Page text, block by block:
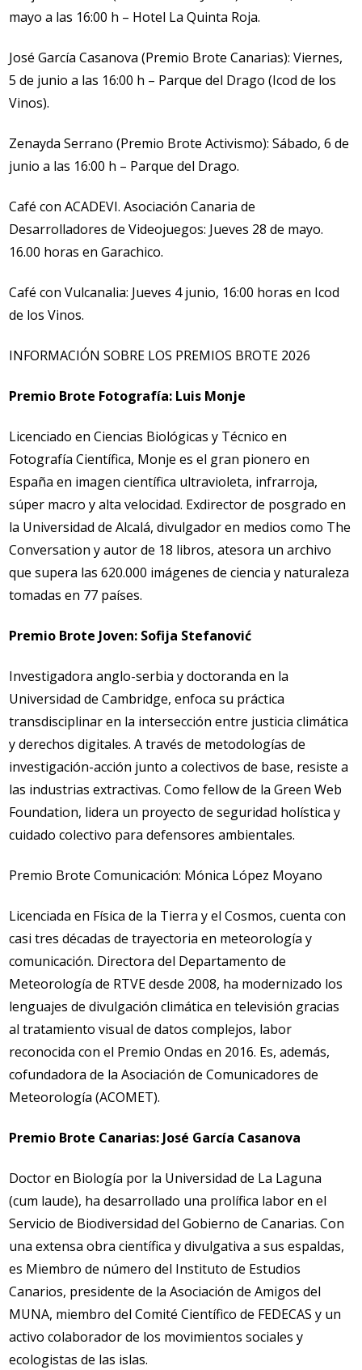
mayo a las 16:00 h – Hotel La Quinta Roja.
José García Casanova (Premio Brote Canarias): Viernes,
5 de junio a las 16:00 h – Parque del Drago (Icod de los
Vinos).
Zenayda Serrano (Premio Brote Activismo): Sábado, 6 de
junio a las 16:00 h – Parque del Drago.
Café con ACADEVI. Asociación Canaria de
Desarrolladores de Videojuegos: Jueves 28 de mayo.
16.00 horas en Garachico.
Café con Vulcanalia: Jueves 4 junio, 16:00 horas en Icod
de los Vinos.
INFORMACIÓN SOBRE LOS PREMIOS BROTE 2026
Premio Brote Fotografía: Luis Monje
Licenciado en Ciencias Biológicas y Técnico en
Fotografía Científica, Monje es el gran pionero en
España en imagen científica ultravioleta, infrarroja,
súper macro y alta velocidad. Exdirector de posgrado en
la Universidad de Alcalá, divulgador en medios como The
Conversation y autor de 18 libros, atesora un archivo
que supera las 620.000 imágenes de ciencia y naturaleza
tomadas en 77 países.
Premio Brote Joven: Sofija Stefanović
Investigadora anglo-serbia y doctoranda en la
Universidad de Cambridge, enfoca su práctica
transdisciplinar en la intersección entre justicia climática
y derechos digitales. A través de metodologías de
investigación-acción junto a colectivos de base, resiste a
las industrias extractivas. Como fellow de la Green Web
Foundation, lidera un proyecto de seguridad holística y
cuidado colectivo para defensores ambientales.
Premio Brote Comunicación: Mónica López Moyano
Licenciada en Física de la Tierra y el Cosmos, cuenta con
casi tres décadas de trayectoria en meteorología y
comunicación. Directora del Departamento de
Meteorología de RTVE desde 2008, ha modernizado los
lenguajes de divulgación climática en televisión gracias
al tratamiento visual de datos complejos, labor
reconocida con el Premio Ondas en 2016. Es, además,
cofundadora de la Asociación de Comunicadores de
Meteorología (ACOMET).
Premio Brote Canarias: José García Casanova
Doctor en Biología por la Universidad de La Laguna
(cum laude), ha desarrollado una prolífica labor en el
Servicio de Biodiversidad del Gobierno de Canarias. Con
una extensa obra científica y divulgativa a sus espaldas,
es Miembro de número del Instituto de Estudios
Canarios, presidente de la Asociación de Amigos del
MUNA, miembro del Comité Científico de FEDECAS y un
activo colaborador de los movimientos sociales y
ecologistas de las islas.